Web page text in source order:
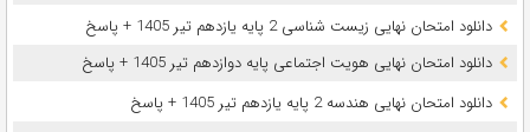
دانلود امتحان نهایی زیست شناسی 2 پایه یازدهم تیر 1405 + پاسخ
دانلود امتحان نهایی هویت اجتماعی پایه دوازدهم تیر 1405 + پاسخ
دانلود امتحان نهایی هندسه 2 پایه یازدهم تیر 1405 + پاسخ